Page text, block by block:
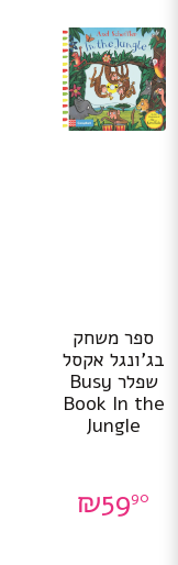
ספר משחק
בג’ונגל אקסל
שפלר Busy
Book In the
Jungle
₪5990